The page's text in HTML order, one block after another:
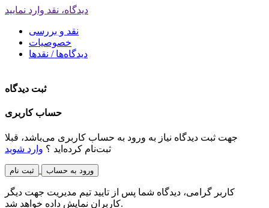
دیدگاه، نقد وارد نمایید
نقد و بررسی
خصوصیات
دیدگاه‌ها / نقدها
ثبت دیدگاه
حساب کاربری
جهت ثبت دیدگاه نیاز به ورود به حساب کاربری می‌باشد، قبلا
ثبت‌نام کرده‌اید ؟ وارد شوید
ثبت نام ورود به حساب
کاربر گرامی، دیدگاه شما پس از تایید تیم مدیریت جهت دیگر
کاربران نمایش داده خواهد شد.